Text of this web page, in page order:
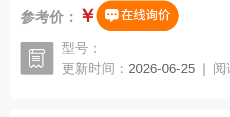
参考价： ￥
型号：
更新时间： 2026-06-25 | 阅